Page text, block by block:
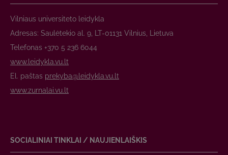
Vilniaus universiteto leidykla
Adresas: Saulėtekio al. 9, LT-01131 Vilnius, Lietuva
Telefonas +370 5 236 6044
www.leidykla.vu.lt
El. paštas prekyba@leidykla.vu.lt
www.zurnalai.vu.lt
SOCIALINIAI TINKLAI / NAUJIENLAIŠKIS